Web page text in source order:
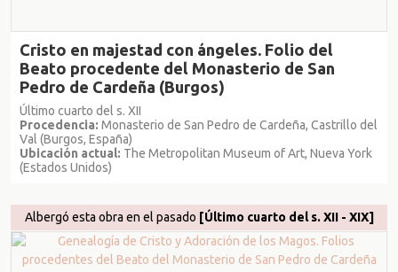
Cristo en majestad con ángeles. Folio del
Beato procedente del Monasterio de San
Pedro de Cardeña (Burgos)
Último cuarto del s. XII
Procedencia: Monasterio de San Pedro de Cardeña, Castrillo del
Val (Burgos, España)
Ubicación actual: The Metropolitan Museum of Art, Nueva York
(Estados Unidos)
Albergó esta obra en el pasado [Último cuarto del s. XII - XIX]